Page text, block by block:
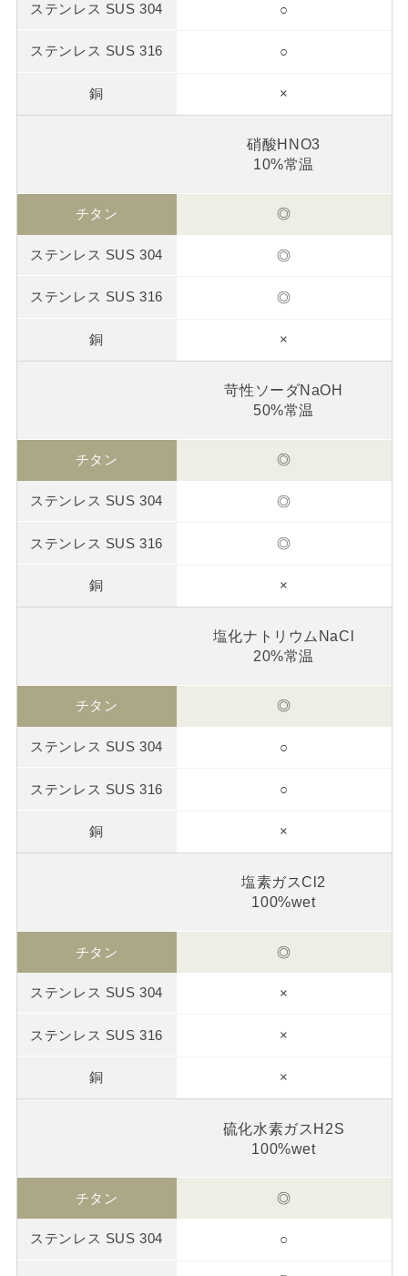
○
○
×
硝酸HNO3
10%常温
◎
◎
◎
×
苛性ソーダNaOH
50%常温
◎
◎
◎
×
塩化ナトリウムNaCl
20%常温
◎
○
○
×
塩素ガスCl2
100%wet
◎
×
×
×
硫化水素ガスH2S
100%wet
◎
○